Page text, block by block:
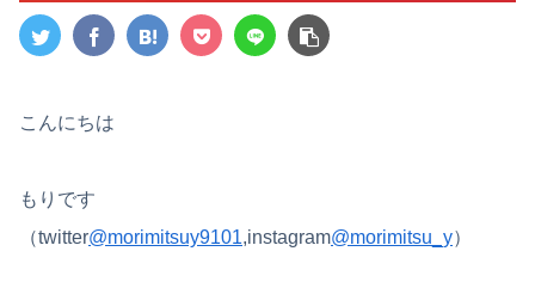
こんにちは
もりです
（twitter@morimitsuy9101,instagram@morimitsu_y）